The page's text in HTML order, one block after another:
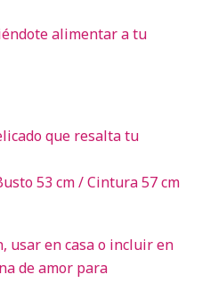
alimentar a tu
que resalta tu
53 cm / Cintura 57 cm
usar en casa o incluir en
de amor para